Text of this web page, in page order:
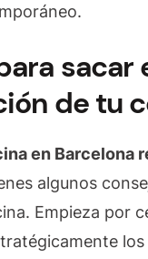
de tu
en Barcelona
algunos
Empieza por